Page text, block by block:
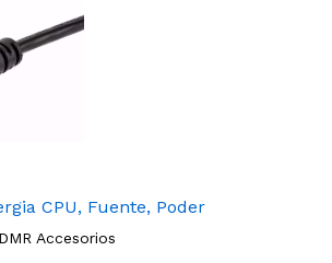
CPU, Fuente, Poder
DMR Accesorios